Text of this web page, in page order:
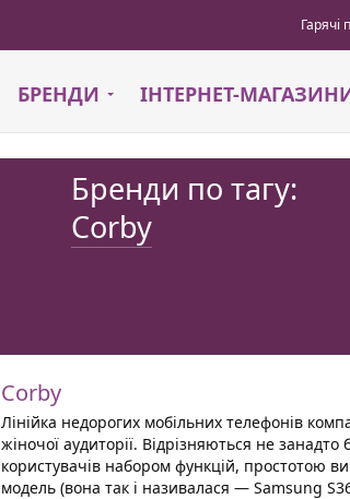
БРЕНДИ ІНТЕРНЕТ-
Гарячі
Бренди по тагу:
Corby
Corby
Лінійка недорогих мобільних телефонів
жіночої аудиторії. Відрізняються не
користувачів набором функцій, простотою
модель (вона так і називалася — Samsung